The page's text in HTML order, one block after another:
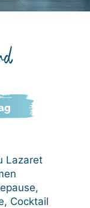
Lazaret
Cocktail